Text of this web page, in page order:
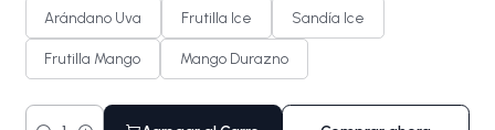
Arándano Uva Frutilla Ice Sandía Ice
Frutilla Mango Mango Durazno